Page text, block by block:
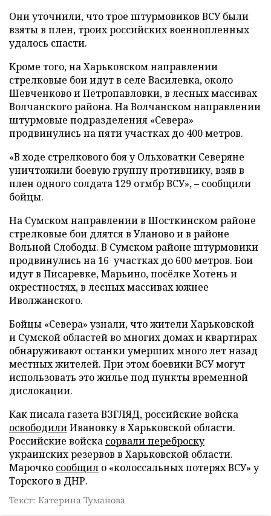
Они уточнили, что трое штурмовиков ВСУ были
взяты в плен, троих российских военнопленных
удалось спасти.
Кроме того, на Харьковском направлении
стрелковые бои идут в селе Василевка, около
Шевченково и Петропавловки, в лесных массивах
Волчанского района. На Волчанском направлении
штурмовые подразделения «Севера»
продвинулись на пяти участках до 400 метров.
«В ходе стрелкового боя у Ольховатки Северяне
уничтожили боевую группу противнику, взяв в
плен одного солдата 129 отмбр ВСУ», – сообщили
бойцы.
На Сумском направлении в Шосткинском районе
стрелковые бои длятся в Уланово и в районе
Вольной Слободы. В Сумском районе штурмовики
продвинулись на 16 участках до 600 метров. Бои
идут в Писаревке, Марьино, посёлке Хотень и
окрестностях, в лесных массивах южнее
Иволжанского.
Бойцы «Севера» узнали, что жители Харьковской
и Сумской областей во многих домах и квартирах
обнаруживают останки умерших много лет назад
местных жителей. При этом боевики ВСУ могут
использовать это жилье под пункты временной
дислокации.
Как писала газета ВЗГЛЯД, российские войска
освободилиИвановку в Харьковской области.
Российские войска сорвали переброску
украинских резервов в Харьковской области.
Марочко сообщил о «колоссальных потерях ВСУ» у
Торского в ДНР.
Текст: Катерина Туманова